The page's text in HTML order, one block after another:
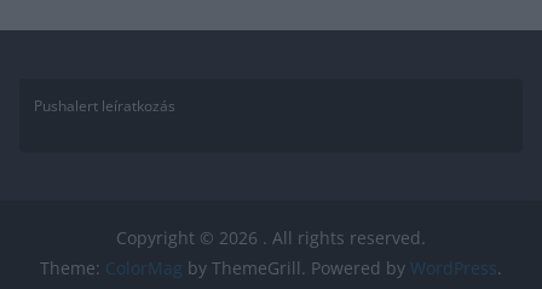
Pushalert leíratkozás
Copyright © 2026 . All rights reserved.
Theme: ColorMag by ThemeGrill. Powered by WordPress.